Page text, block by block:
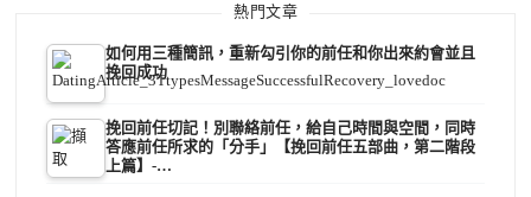
熱門文章
如何用三種簡訊，重新勾引你的前任和你出來約會並且
挽回成功
挽回前任切記！別聯絡前任，給自己時間與空間，同時
答應前任所求的「分手」【挽回前任五部曲，第二階段
上篇】-…